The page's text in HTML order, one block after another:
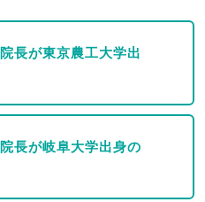
長が東京農工大学出
長が岐阜大学出身の